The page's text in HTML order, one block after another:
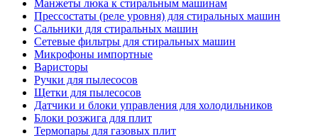
Манжеты люка к стиральным машинам
Прессостаты (реле уровня) для стиральных машин
Сальники для стиральных машин
Сетевые фильтры для стиральных машин
Микрофоны импортные
Варисторы
Ручки для пылесосов
Щетки для пылесосов
Датчики и блоки управления для холодильников
Блоки розжига для плит
Термопары для газовых плит